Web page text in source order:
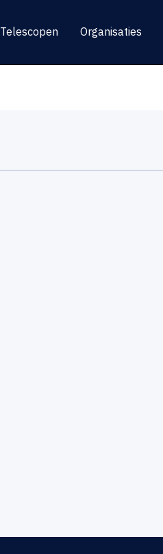
Telescopen Organisaties